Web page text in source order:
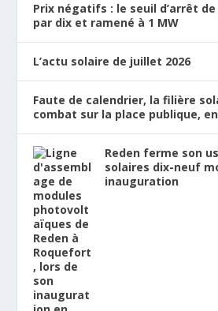
Prix négatifs : le seuil d’arrêt
par dix et ramené à 1 MW
L’actu solaire de juillet 2026
Faute de calendrier, la filière
combat sur la place publique,
Reden ferme son
solaires dix-neuf
inauguration